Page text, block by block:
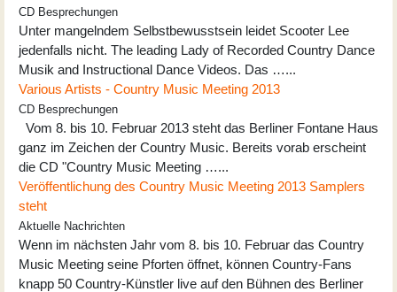
CD Besprechungen
Unter mangelndem Selbstbewusstsein leidet Scooter Lee
jedenfalls nicht. The leading Lady of Recorded Country Dance
Musik and Instructional Dance Videos. Das …...
Various Artists - Country Music Meeting 2013
CD Besprechungen
Vom 8. bis 10. Februar 2013 steht das Berliner Fontane Haus
ganz im Zeichen der Country Music. Bereits vorab erscheint
die CD "Country Music Meeting …...
Veröffentlichung des Country Music Meeting 2013 Samplers
steht
Aktuelle Nachrichten
Wenn im nächsten Jahr vom 8. bis 10. Februar das Country
Music Meeting seine Pforten öffnet, können Country-Fans
knapp 50 Country-Künstler live auf den Bühnen des Berliner